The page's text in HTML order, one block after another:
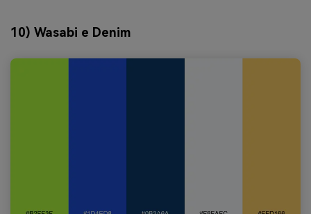
10) Wasabi e Denim